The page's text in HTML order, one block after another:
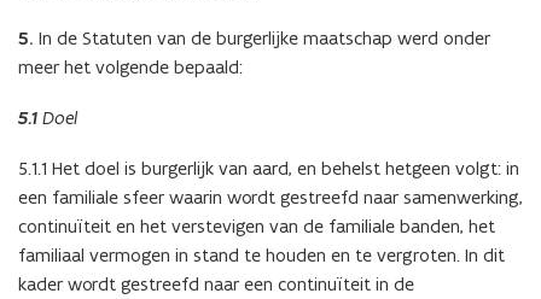
5. In de Statuten van de burgerlijke maatschap werd onder
meer het volgende bepaald:
5.1 Doel
5.1.1 Het doel is burgerlijk van aard, en behelst hetgeen volgt: in
een familiale sfeer waarin wordt gestreefd naar samenwerking,
continuïteit en het verstevigen van de familiale banden, het
familiaal vermogen in stand te houden en te vergroten. In dit
kader wordt gestreefd naar een continuïteit in de